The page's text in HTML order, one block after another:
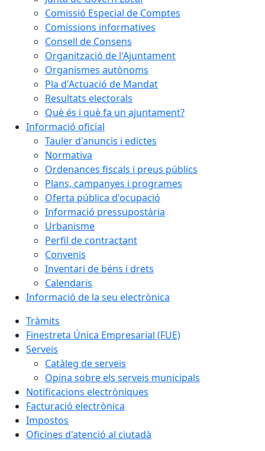
Comissió Especial de Comptes
Comissions informatives
Consell de Consens
Organització de l'Ajuntament
Organismes autònoms
Pla d'Actuació de Mandat
Resultats electorals
Què és i què fa un ajuntament?
Informació oficial
Tauler d'anuncis i edictes
Normativa
Ordenances fiscals i preus públics
Plans, campanyes i programes
Oferta pública d'ocupació
Informació pressupostària
Urbanisme
Perfil de contractant
Convenis
Inventari de béns i drets
Calendaris
Informació de la seu electrònica
Tràmits
Finestreta Única Empresarial (FUE)
Serveis
Catàleg de serveis
Opina sobre els serveis municipals
Notificacions electròniques
Facturació electrònica
Impostos
Oficines d'atenció al ciutadà